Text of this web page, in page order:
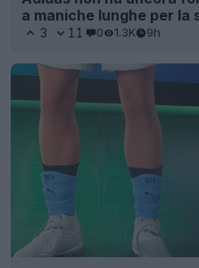
a maniche lunghe per la
3 11 0 1.3K 9h